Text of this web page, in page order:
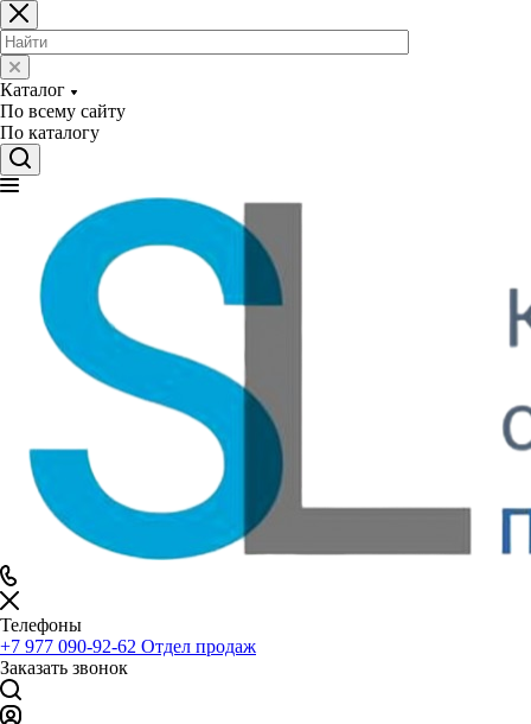
Каталог
По всему сайту
По каталогу
Телефоны
+7 977 090-92-62 Отдел продаж
Заказать звонок